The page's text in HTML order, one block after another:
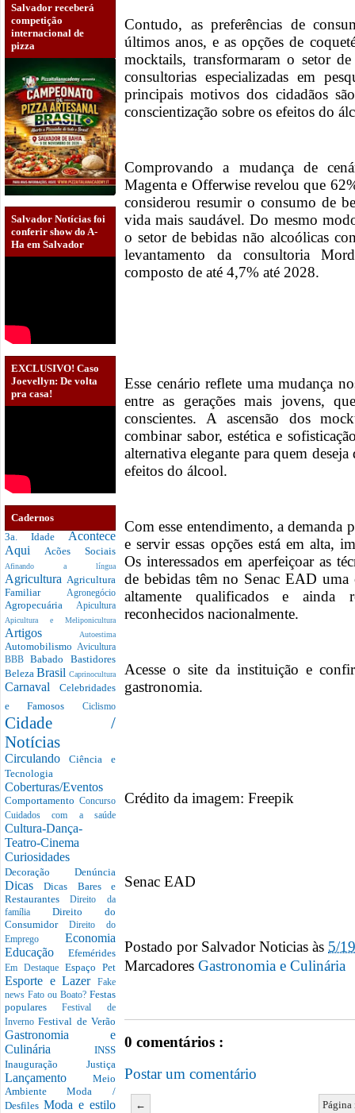
Salvador receberá
competição
internacional de
pizza
Salvador Notícias foi
conferir show do A-
Ha em Salvador
EXCLUSIVO! Caso
Joevellyn: De volta
pra casa!
Cadernos
3a. Idade Acontece
Aqui Acões Sociais
Afinando a língua
Agricultura Agricultura
Familiar Agronegócio
Agropecuária Apicultura
Apicultura e Meliponicultura
Artigos Autoestima
Automobilismo Avicultura
BBBBabado Bastidores
Beleza Brasil Caprinocultura
Carnaval Celebridades
e Famosos Ciclismo
Cidade /
Notícias
CirculandoCiência e
Tecnologia
Coberturas/Eventos
Comportamento Concurso
Cuidados com a saúde
Cultura-Dança-
Teatro-Cinema
Curiosidades
Decoração Denúncia
DicasDicas Bares e
RestaurantesDireito da
família Direito do
Consumidor Direito do
Emprego Economia
Educação Efemérides
Em Destaque Espaço Pet
Esporte e Lazer
Fake
news Fato ou Boato? Festas
popularesFestival de
InvernoFestival de Verão
Gastronomia e
Culinária INSS
Inauguração Justiça
Lançamento Meio
AmbienteModa /
Desfiles Moda e estilo
Contudo, as preferências de
últimos anos, e as opções de
mocktails, transformaram o setor
consultorias especializadas em
principais motivos dos cidadãos
conscientização sobre os efeitos do
Comprovando a mudança de
Magenta e Offerwise revelou que
considerou resumir o consumo de
vida mais saudável. Do mesmo
o setor de bebidas não alcoólicas
levantamento da consultoria
composto de até 4,7% até 2028.
Esse cenário reflete uma mudança
entre as gerações mais jovens,
conscientes.​ A ascensão dos
combinar sabor, estética e
alternativa elegante para quem
efeitos do álcool.
Com esse entendimento, a demanda
e servir essas opções está em alta,
Os interessados em aperfeiçoar as
de bebidas têm no Senac EAD
altamente qualificados e ainda
reconhecidos nacionalmente.
Acesse o site da instituição e
gastronomia.
Crédito da imagem: Freepik
Senac EAD
Postado por Salvador Noticias às 5/
Marcadores Gastronomia e Culinária
0 comentários :
Postar um comentário
←